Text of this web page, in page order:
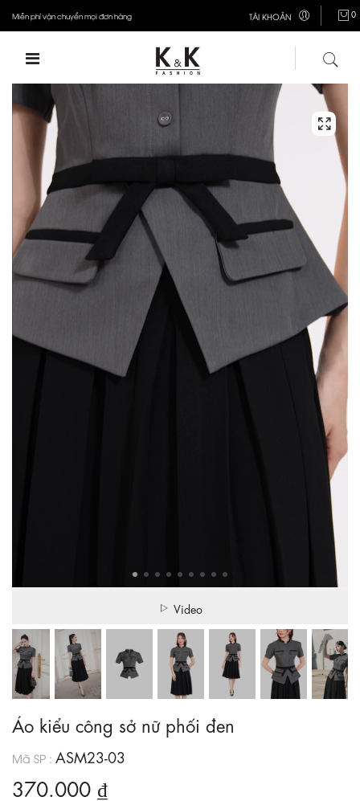
Miễn phí vận chuyển mọi đơn hàng TÀI KHOẢN 0
Video
Áo kiểu công sở nữ phối đen
Mã SP : ASM23-03
370.000 ₫